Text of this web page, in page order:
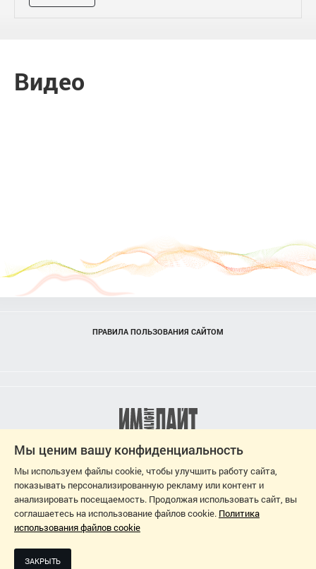
Видео
ПРАВИЛА ПОЛЬЗОВАНИЯ САЙТОМ
Мы ценим вашу конфиденциальность
Мы используем файлы cookie, чтобы улучшить работу сайта,
показывать персонализированную рекламу или контент и
анализировать посещаемость. Продолжая использовать сайт, вы
соглашаетесь на использование файлов cookie. Политика
использования файлов cookie
ЗАКРЫТЬ